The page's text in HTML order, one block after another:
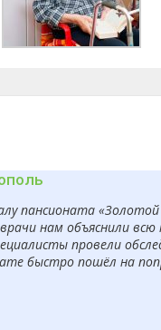
пансионата
нам объяснили
провели
быстро пошёл на